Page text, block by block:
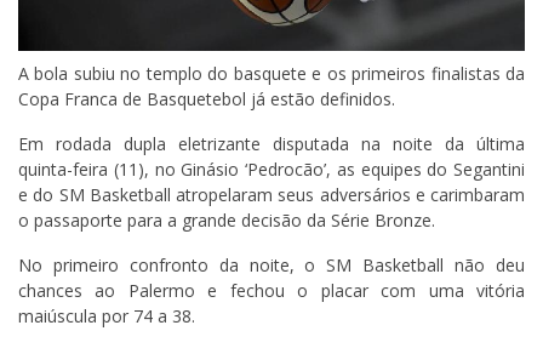
A bola subiu no templo do basquete e os primeiros finalistas da
Copa Franca de Basquetebol já estão definidos.
Em rodada dupla eletrizante disputada na noite da última
quinta-feira (11), no Ginásio ‘Pedrocão’, as equipes do Segantini
e do SM Basketball atropelaram seus adversários e carimbaram
o passaporte para a grande decisão da Série Bronze.
No primeiro confronto da noite, o SM Basketball não deu
chances ao Palermo e fechou o placar com uma vitória
maiúscula por 74 a 38.